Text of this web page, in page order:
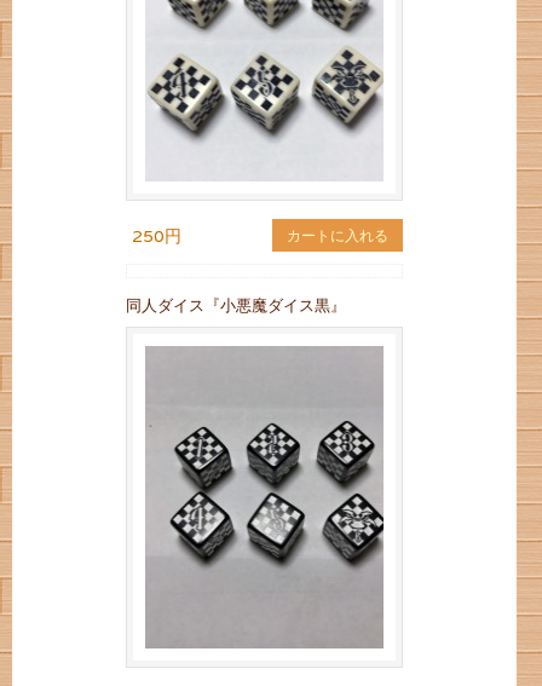
250円 カートに入れる
同人ダイス『小悪魔ダイス黒』